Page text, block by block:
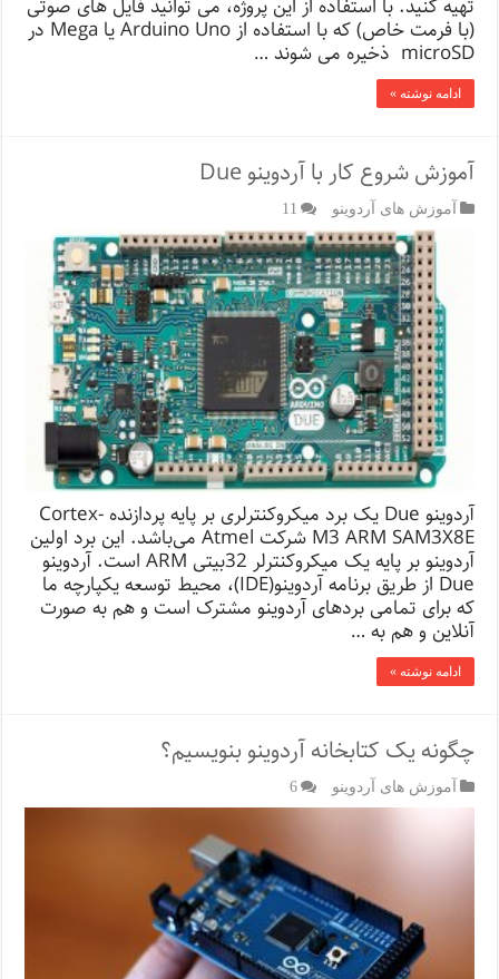
تهیه کنید. با استفاده از این پروژه، می توانید فایل های صوتی
(با فرمت خاص) که با استفاده از Arduino Uno یا Mega در
microSD ذخیره می شوند …
ادامه نوشته »
آموزش شروع کار با آردوینو Due
آموزش های آردوینو 11
آردوینو Due یک برد میکروکنترلری بر پایه پردازنده Cortex-
M3 ARM SAM3X8E شرکت Atmel می‌باشد. این برد اولین
آردوینو بر پایه یک میکروکنترلر 32بیتی ARM است. آردوینو
Due از طریق برنامه آردوینو(IDE)، محیط توسعه یکپارچه ما
که برای تمامی بردهای آردوینو مشترک است و هم به صورت
آنلاین و هم به …
ادامه نوشته »
چگونه یک کتابخانه آردوینو بنویسیم؟
آموزش های آردوینو 6